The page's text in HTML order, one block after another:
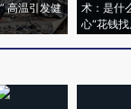
高温引发健
术：是什
心“花钱找